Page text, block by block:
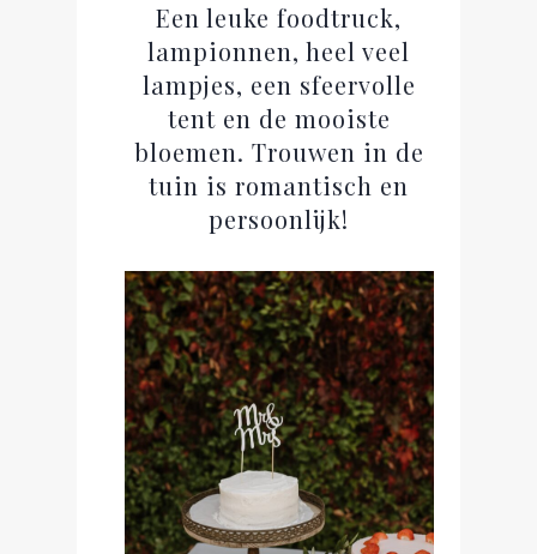
Een leuke foodtruck,
lampionnen, heel veel
lampjes, een sfeervolle
tent en de mooiste
bloemen. Trouwen in de
tuin is romantisch en
persoonlijk!